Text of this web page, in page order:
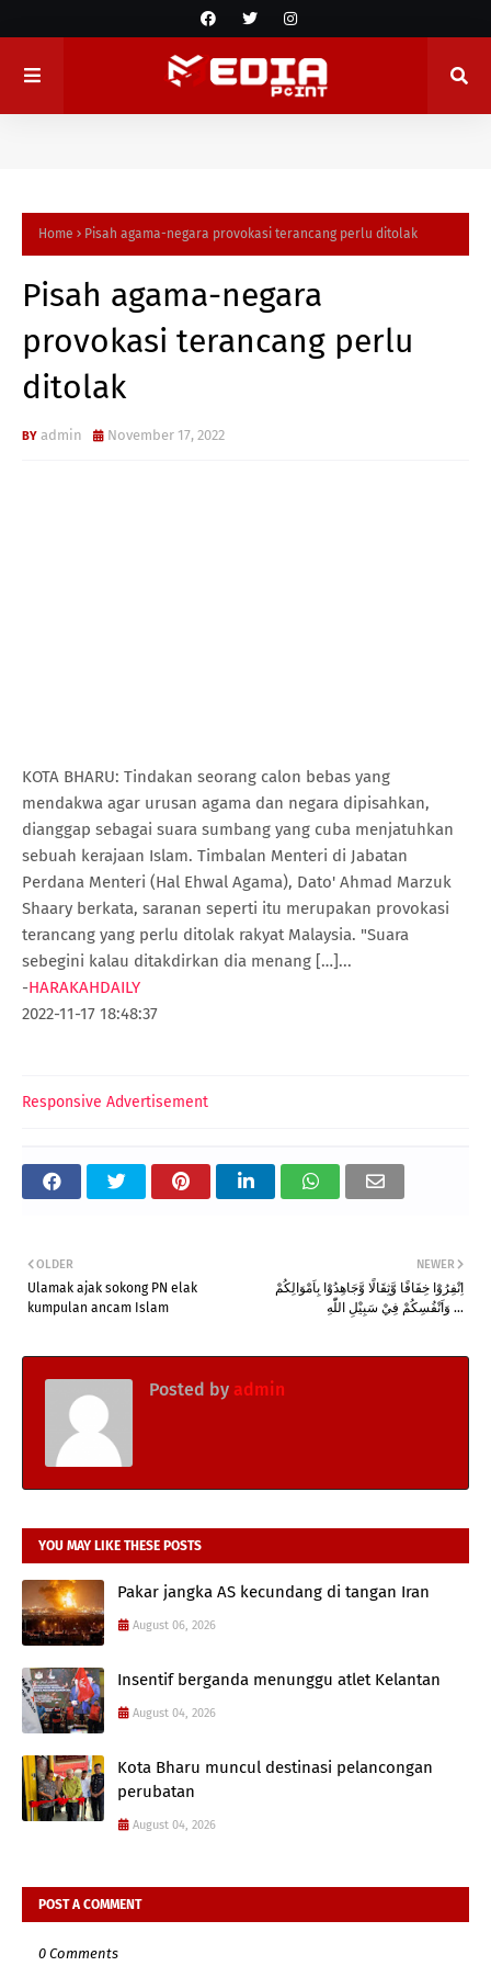
Home Pisah agama-negara provokasi terancang perlu ditolak
Pisah agama-negara
provokasi terancang perlu
ditolak
admin November 17, 2022
KOTA BHARU: Tindakan seorang calon bebas yang
mendakwa agar urusan agama dan negara dipisahkan,
dianggap sebagai suara sumbang yang cuba menjatuhkan
sebuah kerajaan Islam. Timbalan Menteri di Jabatan
Perdana Menteri (Hal Ehwal Agama), Dato' Ahmad Marzuk
Shaary berkata, saranan seperti itu merupakan provokasi
terancang yang perlu ditolak rakyat Malaysia. "Suara
sebegini kalau ditakdirkan dia menang […]...
-HARAKAHDAILY
2022-11-17 18:48:37
Responsive Advertisement
NEWER
اِنْفِرُوْا خِفَافًا وَّثِقَالًا وَّجَاهِدُوْا بِاَمْوَالِكُمْ
وَاَنْفُسِكُمْ فِيْ سَبِيْلِ اللّٰهِ ...
OLDER
Ulamak ajak sokong PN elak
kumpulan ancam Islam
Posted by admin
YOU MAY LIKE THESE POSTS
Pakar jangka AS kecundang di tangan Iran
August 06, 2026
Insentif berganda menunggu atlet Kelantan
August 04, 2026
Kota Bharu muncul destinasi pelancongan
perubatan
August 04, 2026
POST A COMMENT
0 Comments